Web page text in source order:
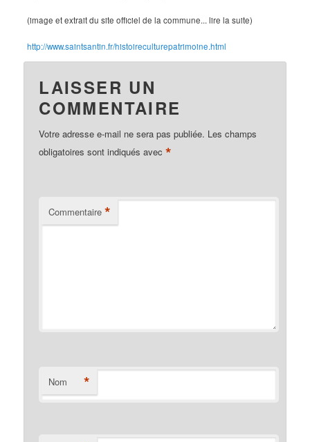
(image et extrait du site officiel de la commune... lire la suite)
http://www.saintsantin.fr/histoireculturepatrimoine.html
LAISSER UN
COMMENTAIRE
Votre adresse e-mail ne sera pas publiée. Les champs
obligatoires sont indiqués avec*
Commentaire *
Nom *